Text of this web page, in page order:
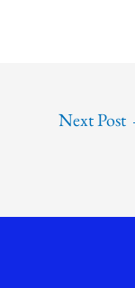
Next Post